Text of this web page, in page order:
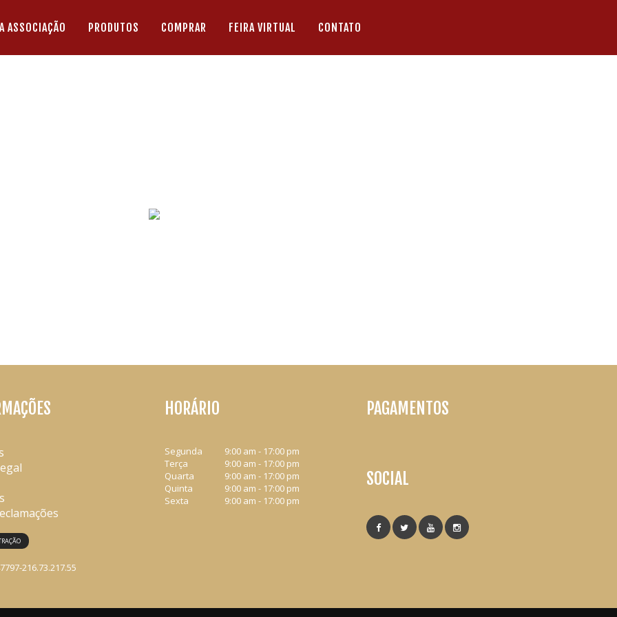
A ASSOCIAÇÃO PRODUTOS COMPRAR FEIRA VIRTUAL CONTATO
216.73.217.55
HORÁRIO
Segunda
9:00 am - 17:00 pm
Terça
9:00 am - 17:00 pm
Quarta
9:00 am - 17:00 pm
Quinta
9:00 am - 17:00 pm
Sexta
9:00 am - 17:00 pm
PAGAMENTOS
SOCIAL